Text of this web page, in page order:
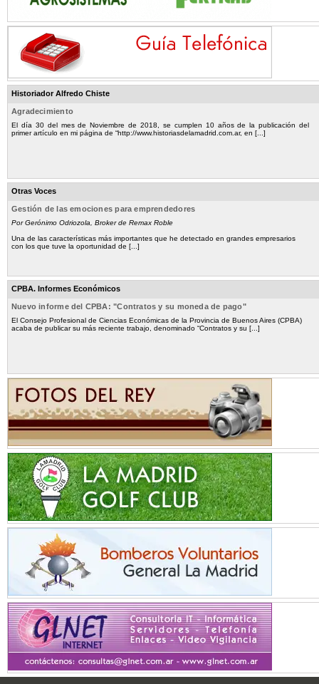
Historiador Alfredo Chiste
Agradecimiento
El día 30 del mes de Noviembre de 2018, se cumplen 10 años de la publicación del
primer artículo en mi página de “http://www.historiasdelamadrid.com.ar, en [...]
Otras Voces
Gestión de las emociones para emprendedores
Por Gerónimo Odriozola, Broker de Remax Roble
Una de las características más importantes que he detectado en grandes empresarios
con los que tuve la oportunidad de [...]
CPBA. Informes Económicos
Nuevo informe del CPBA: "Contratos y su moneda de pago"
El Consejo Profesional de Ciencias Económicas de la Provincia de Buenos Aires (CPBA)
acaba de publicar su más reciente trabajo, denominado “Contratos y su [...]